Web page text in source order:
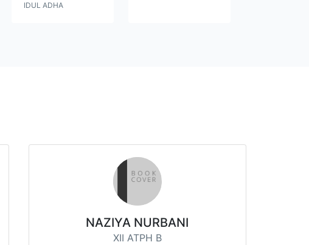
IDUL ADHA
NAZIYA NURBANI
XII ATPH B